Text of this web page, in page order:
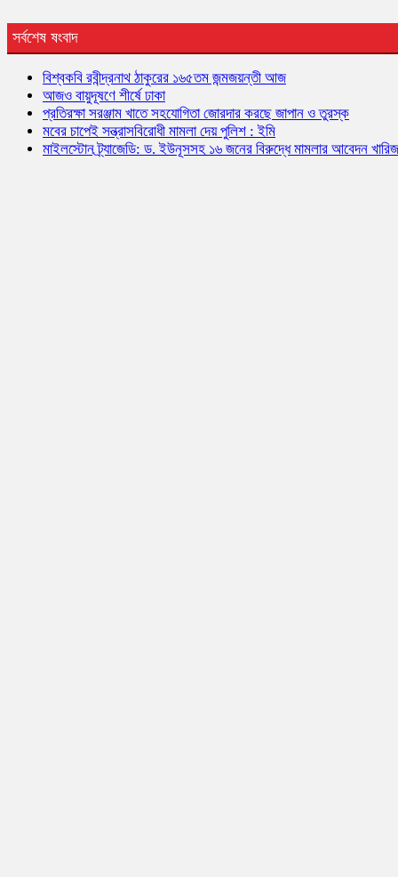
সর্বশেষ ষংবাদ
বিশ্বকবি রবীন্দ্রনাথ ঠাকুরের ১৬৫তম জন্মজয়ন্তী আজ
আজও বায়ুদূষণে শীর্ষে ঢাকা
প্রতিরক্ষা সরঞ্জাম খাতে সহযোগিতা জোরদার করছে জাপান ও তুরস্ক
মবের চাপেই সন্ত্রাসবিরোধী মামলা দেয় পুলিশ : ইমি
মাইলস্টোন ট্র্যাজেডি: ড. ইউনূসসহ ১৬ জনের বিরুদ্ধে মামলার আবেদন খারিজ